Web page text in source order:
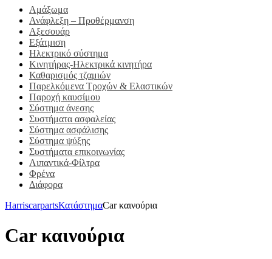
Αμάξωμα
Ανάφλεξη – Προθέρμανση
Αξεσουάρ
Εξάτμιση
Ηλεκτρικό σύστημα
Κινητήρας-Ηλεκτρικά κινητήρα
Καθαρισμός τζαμιών
Παρελκόμενα Τροχών & Ελαστικών
Παροχή καυσίμου
Σύστημα άνεσης
Συστήματα ασφαλείας
Σύστημα ασφάλισης
Σύστημα ψύξης
Συστήματα επικοινωνίας
Λιπαντικά-Φίλτρα
Φρένα
Διάφορα
HarriscarpartsΚατάστημαCar καινούρια
Car καινούρια